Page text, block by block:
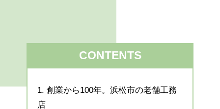
CONTENTS
1. 創業から100年。浜松市の老舗工務
店